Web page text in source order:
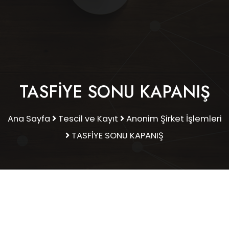
TASFİYE SONU KAPANIŞ
Ana Sayfa Tescil ve Kayıt
Anonim Şirket İşlemleri
TASFİYE SONU KAPANIŞ